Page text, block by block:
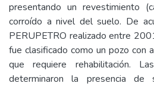
presentando un revestimiento
corroído a nivel del suelo. De
PERUPETRO realizado entre
fue clasificado como un pozo con
que requiere rehabilitación.
determinaron la presencia de